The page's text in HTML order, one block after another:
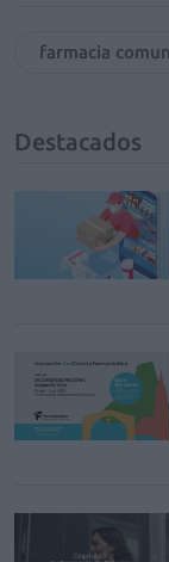
farmacia
Destacados